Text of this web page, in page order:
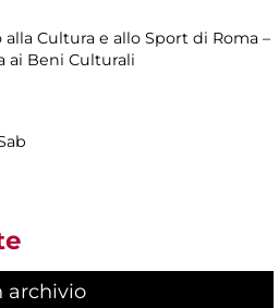
alla Cultura e allo Sport di Roma –
ai Beni Culturali
archivio